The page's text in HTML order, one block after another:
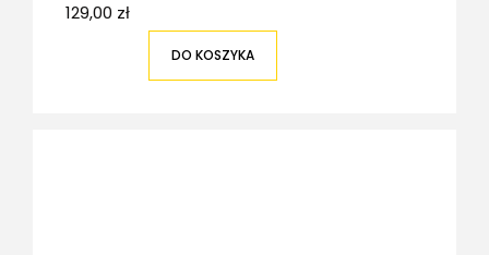
129,00 zł
DO KOSZYKA